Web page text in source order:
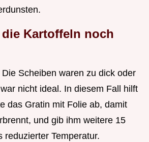
Kartoffeln noch
Scheiben waren zu dick oder
nicht ideal. In diesem Fall hilft
das Gratin mit Folie ab, damit
und gib ihm weitere 15
reduzierter Temperatur.